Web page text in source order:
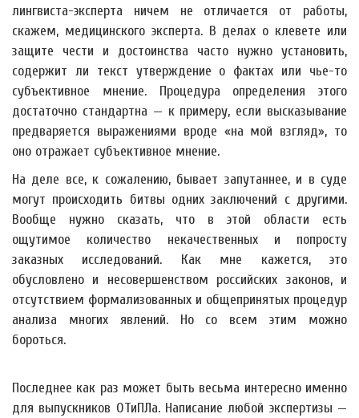
лингвиста-эксперта ничем не отличается от работы,
скажем, медицинского эксперта. В делах о клевете или
защите чести и достоинства часто нужно установить,
содержит ли текст утверждение о фактах или чье-то
субъективное мнение. Процедура определения этого
достаточно стандартна — к примеру, если высказывание
предваряется выражениями вроде «на мой взгляд», то
оно отражает субъективное мнение.
На деле все, к сожалению, бывает запутаннее, и в суде
могут происходить битвы одних заключений с другими.
Вообще нужно сказать, что в этой области есть
ощутимое количество некачественных и попросту
заказных исследований. Как мне кажется, это
обусловлено и несовершенством российских законов, и
отсутствием формализованных и общепринятых процедур
анализа многих явлений. Но со всем этим можно
бороться.
Последнее как раз может быть весьма интересно именно
для выпускников ОТиПЛа. Написание любой экспертизы —